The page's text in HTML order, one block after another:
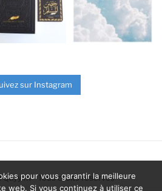
sur Instagram
Qayyim- Tous droits réservés
pour vous garantir la meilleure
web. Si vous continuez à utiliser ce